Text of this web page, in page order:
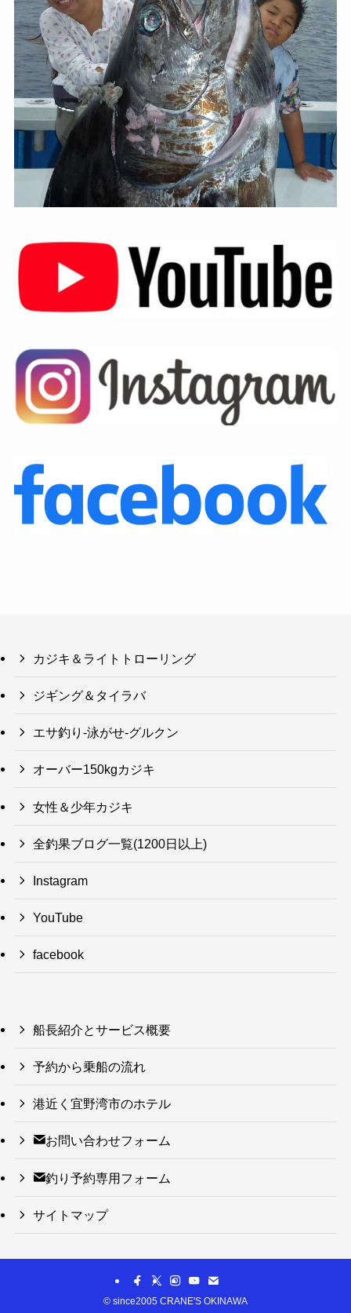
カジキ＆ライトトローリング
ジギング＆タイラバ
エサ釣り-泳がせ-グルクン
オーバー150kgカジキ
女性＆少年カジキ
全釣果ブログ一覧(1200日以上)
Instagram
YouTube
facebook
船長紹介とサービス概要
予約から乗船の流れ
港近く宜野湾市のホテル
お問い合わせフォーム
釣り予約専用フォーム
サイトマップ
© since2005 CRANE'S OKINAWA